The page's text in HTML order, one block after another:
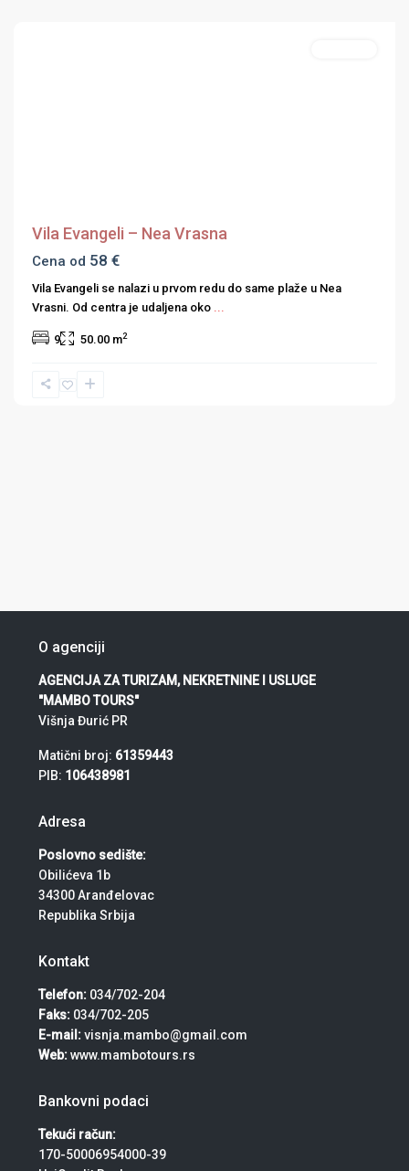
Vila Evangeli – Nea Vrasna
Cena od 58 €
Vila Evangeli se nalazi u prvom redu do same plaže u Nea
Vrasni. Od centra je udaljena oko ...
9 50.00 m2
O agenciji
AGENCIJA ZA TURIZAM, NEKRETNINE I USLUGE
"MAMBO TOURS"
Višnja Đurić PR
Matični broj: 61359443
PIB: 106438981
Adresa
Poslovno sedište:
Obilićeva 1b
34300 Aranđelovac
Republika Srbija
Kontakt
Telefon: 034/702-204
Faks: 034/702-205
E-mail:visnja.mambo@gmail.com
Web:www.mambotours.rs
Bankovni podaci
Tekući račun:
170-50006954000-39